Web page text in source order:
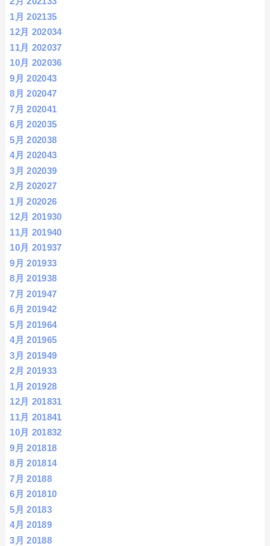
1月 202135
12月 202034
11月 202037
10月 202036
9月 202043
8月 202047
7月 202041
6月 202035
5月 202038
4月 202043
3月 202039
2月 202027
1月 202026
12月 201930
11月 201940
10月 201937
9月 201933
8月 201938
7月 201947
6月 201942
5月 201964
4月 201965
3月 201949
2月 201933
1月 201928
12月 201831
11月 201841
10月 201832
9月 201818
8月 201814
7月 20188
6月 201810
5月 20183
4月 20189
3月 20188